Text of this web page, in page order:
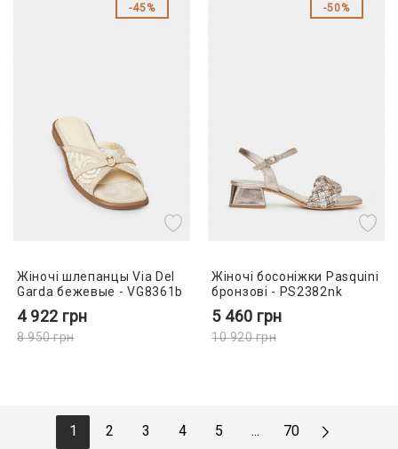
45%
Жіночі шлепанцы Via Del
Garda бежевые - VG8361b
4 922 грн
8 950грн
50%
Жіночі босоніжки Pasquini
бронзові - PS2382nk
5 460 грн
10 920грн
1 2 3 4 5 ... 70